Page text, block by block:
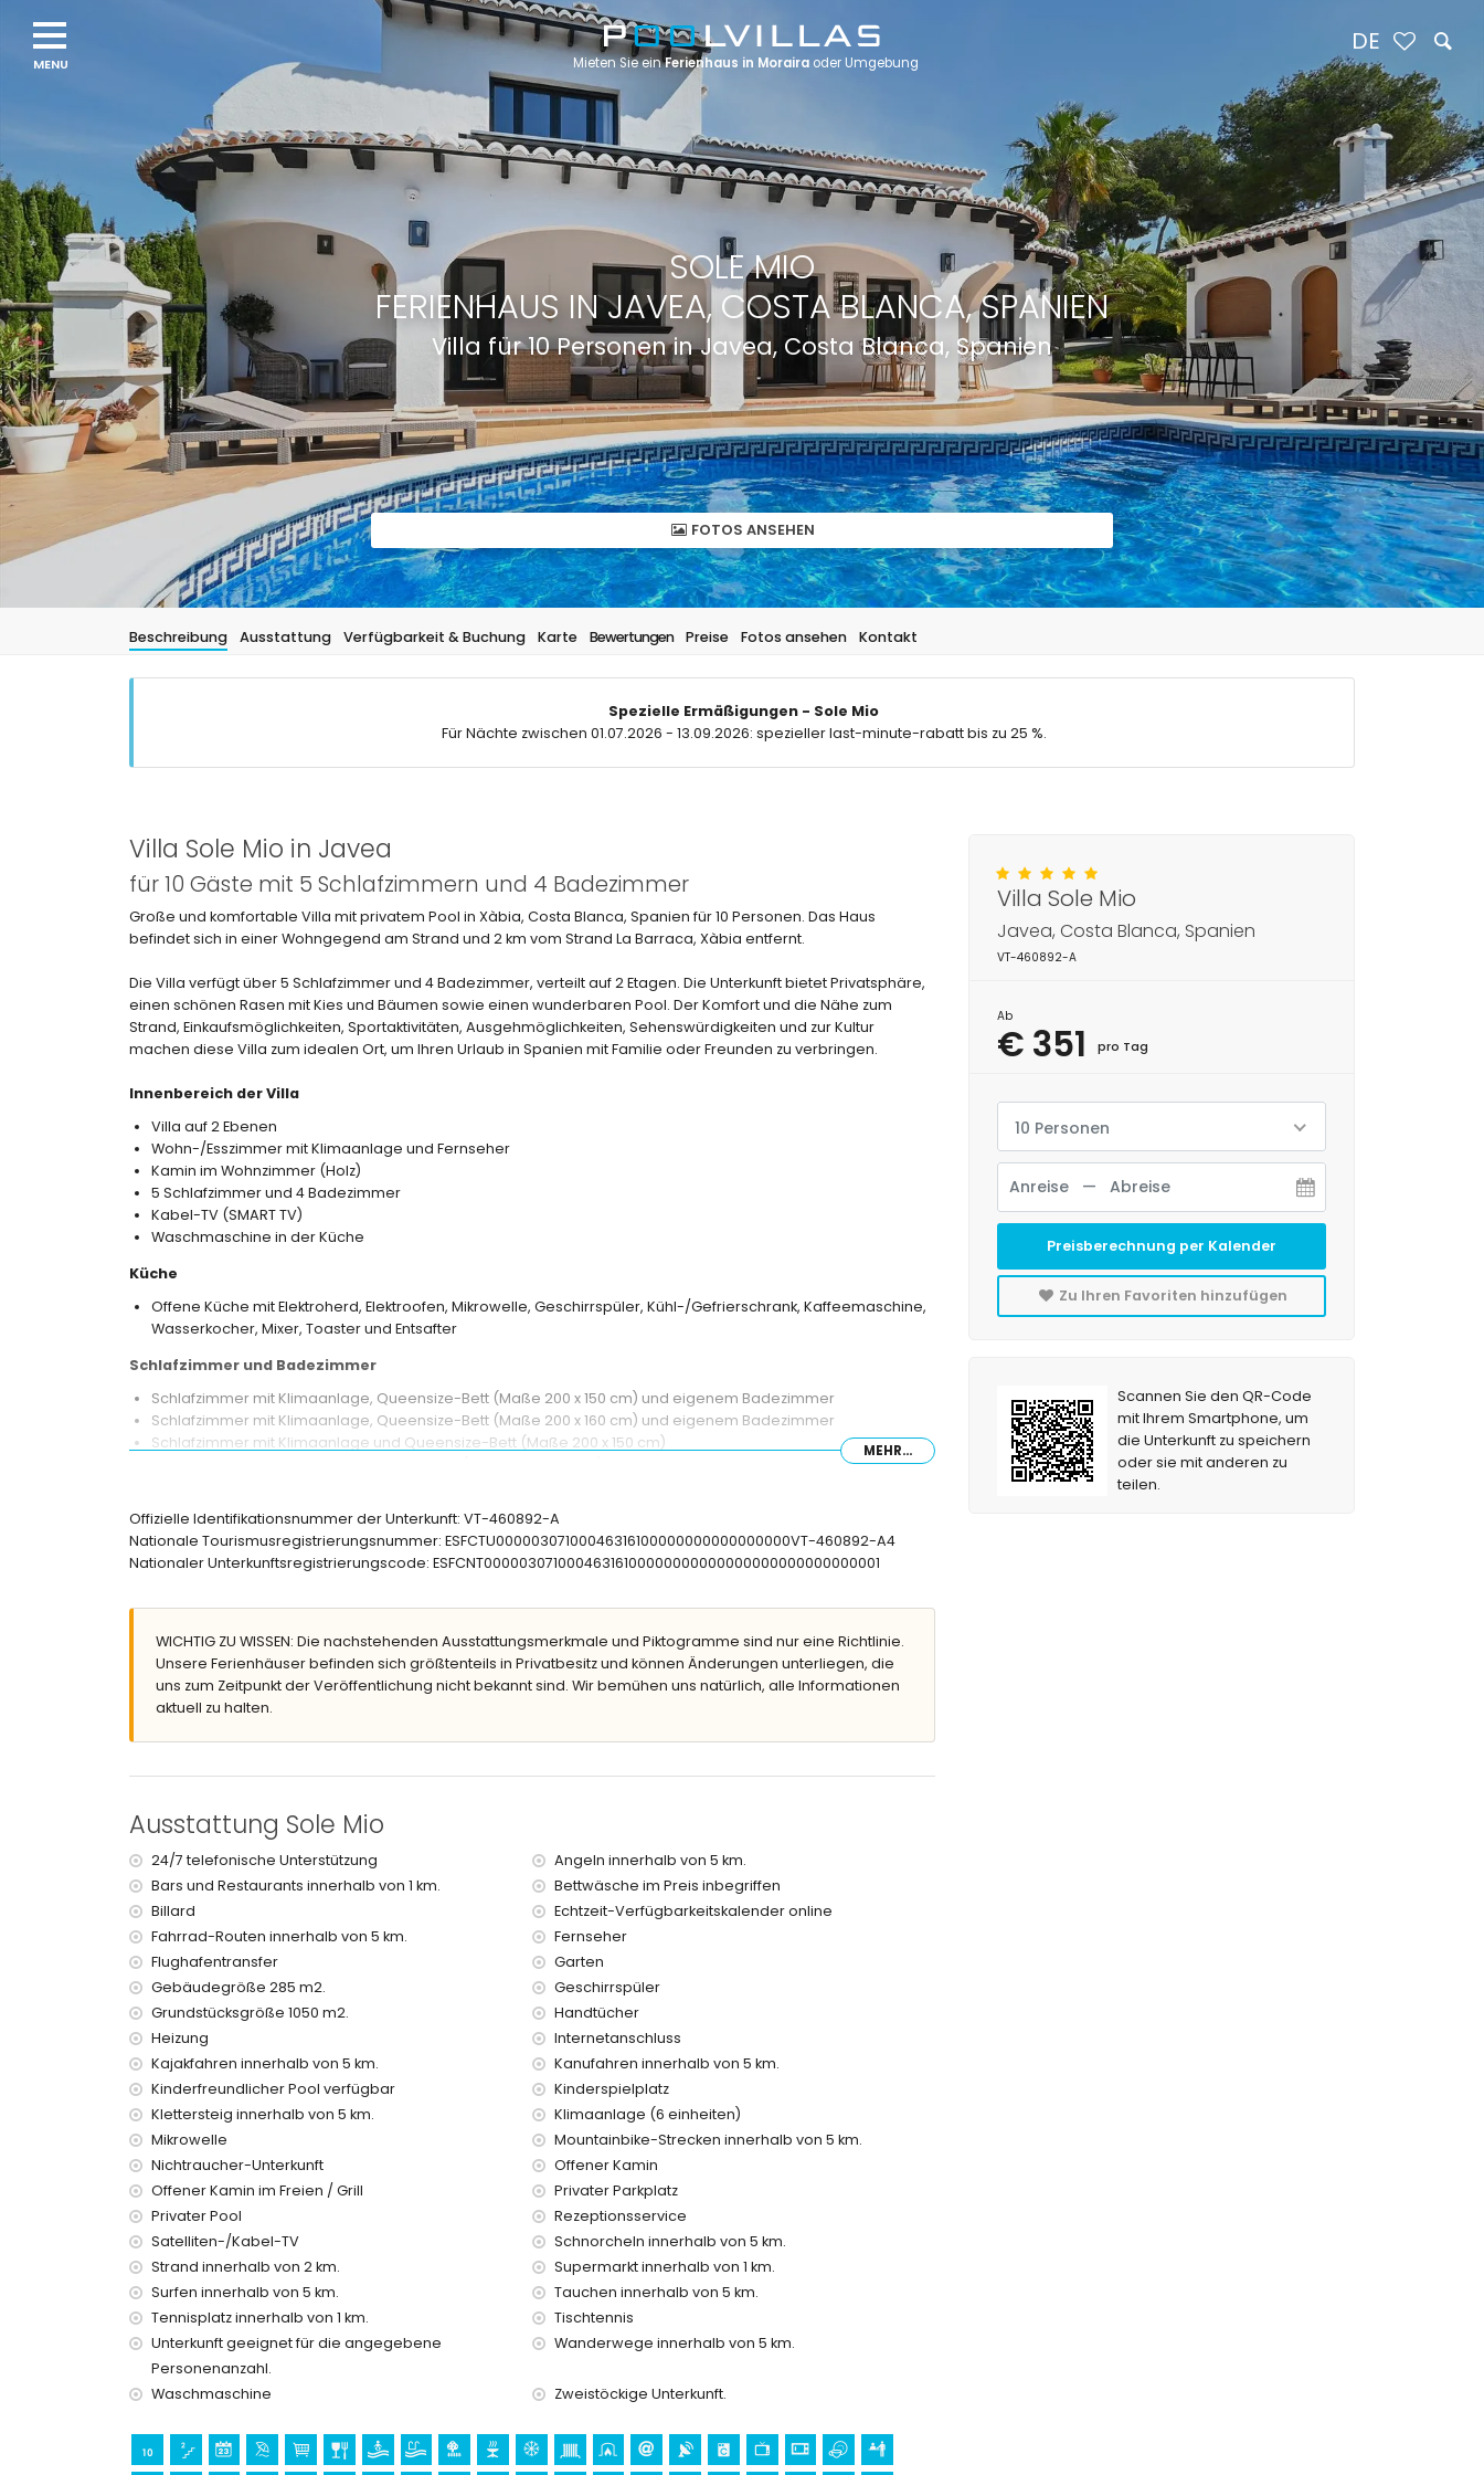
SOLE MIO
FERIENHAUS IN JAVEA, COSTA BLANCA, SPANIEN
Villa für 10 Personen in Javea, Costa Blanca, Spanien
FOTOS ANSEHEN
Beschreibung Ausstattung Verfügbarkeit & Buchung Karte Bewertungen Preise Fotos ansehen Kontakt
Spezielle Ermäßigungen - Sole Mio
Für Nächte zwischen 01.07.2026 - 13.09.2026: spezieller last-minute-rabatt bis zu 25 %.
Villa Sole Mio in Javea
für 10 Gäste mit 5 Schlafzimmern und 4 Badezimmer
Große und komfortable Villa mit privatem Pool in Xàbia, Costa Blanca, Spanien für 10 Personen. Das Haus
befindet sich in einer Wohngegend am Strand und 2 km vom Strand La Barraca, Xàbia entfernt.
Die Villa verfügt über 5 Schlafzimmer und 4 Badezimmer, verteilt auf 2 Etagen. Die Unterkunft bietet Privatsphäre,
einen schönen Rasen mit Kies und Bäumen sowie einen wunderbaren Pool. Der Komfort und die Nähe zum
Strand, Einkaufsmöglichkeiten, Sportaktivitäten, Ausgehmöglichkeiten, Sehenswürdigkeiten und zur Kultur
machen diese Villa zum idealen Ort, um Ihren Urlaub in Spanien mit Familie oder Freunden zu verbringen.
Innenbereich der Villa
Villa auf 2 Ebenen
Wohn-/Esszimmer mit Klimaanlage und Fernseher
Kamin im Wohnzimmer (Holz)
5 Schlafzimmer und 4 Badezimmer
Kabel-TV (SMART TV)
Waschmaschine in der Küche
Küche
Offene Küche mit Elektroherd, Elektroofen, Mikrowelle, Geschirrspüler, Kühl-/Gefrierschrank, Kaffeemaschine,
Wasserkocher, Mixer, Toaster und Entsafter
Schlafzimmer und Badezimmer
Schlafzimmer mit Klimaanlage, Queensize-Bett (Maße 200 x 150 cm) und eigenem Badezimmer
Schlafzimmer mit Klimaanlage, Queensize-Bett (Maße 200 x 160 cm) und eigenem Badezimmer
Schlafzimmer mit Klimaanlage und Queensize-Bett (Maße 200 x 150 cm)
Badezimmer mit Einzelwaschbecken, Dusche und Toilette
Ovaler privater Pool, Maße 8m x 4m und 2m tief
Kinderbecken
Schöner Rasen mit Kies, Bäumen und Gartenmöbeln mit Sonnenliegen
Spielplatz
Außendusche
3 private Parkplätze
Weitere Informationen
Nächste Stadt: Xàbia (innerhalb von 5 Kilometern von der Villa)
Nächstes Ufer oder Küste: Mittelmeer, Xàbia (innerhalb von 2 Kilometern von der Villa)
Nächster Strand: La Barraca, Xàbia (innerhalb von 2 Kilometern von der Villa)
Nächster Hafen: Aduanas del Mar, Xàbia (innerhalb von 5 Kilometern von der Villa)
Nächster Park: Montgó, Xàbia (innerhalb von 5 Kilometern von der Villa)
Nächster Flughafen: Alicante (innerhalb von 100 Kilometern von der Villa)
Zweitnächster Flughafen: Valencia (> 100 Kilometer)
Rauchen nicht erlaubt
Haustiere sind nicht erlaubt
Die Unterkunft ist sehr geeignet für Familien mit Kindern
Einrichtungen und Dienstleistungen im Mietpreis der Villa inbegriffen
Internet (Glasfaser)
Bügeleisen und Bügelbrett
Bettwäsche und Handtücher
Empfangsdienst und 24-Stunden-Notdienst
Billardtisch und Tischtennis
Zentralheizung und Klimaanlage
Einrichtungen und Dienstleistungen gegen Aufpreis
Flughafenservice
Zusatzbett und Kinderbett (auf Anfrage)
Unterhaltungs- und Freizeitaktivitäten für Ihren Urlaub in Xàbia, Costa Blanca
Bar (innerhalb von 5 Kilometern vom Haus)
Sehenswürdigkeiten und Kultur in Xàbia, Costa Blanca
MEHR...
Offizielle Identifikationsnummer der Unterkunft: VT-460892-A
Nationale Tourismusregistrierungsnummer: ESFCTU00000307100046316100000000000000000VT-460892-A4
Nationaler Unterkunftsregistrierungscode: ESFCNT00000307100046316100000000000000000000000000001
WICHTIG ZU WISSEN: Die nachstehenden Ausstattungsmerkmale und Piktogramme sind nur eine Richtlinie.
Unsere Ferienhäuser befinden sich größtenteils in Privatbesitz und können Änderungen unterliegen, die
uns zum Zeitpunkt der Veröffentlichung nicht bekannt sind. Wir bemühen uns natürlich, alle Informationen
aktuell zu halten.
Ausstattung Sole Mio
24/7 telefonische Unterstützung
Angeln innerhalb von 5 km.
Bars und Restaurants innerhalb von 1 km.
Bettwäsche im Preis inbegriffen
Billard
Echtzeit-Verfügbarkeitskalender online
Fahrrad-Routen innerhalb von 5 km.
Fernseher
Flughafentransfer
Garten
Gebäudegröße 285 m2.
Geschirrspüler
Grundstücksgröße 1050 m2.
Handtücher
Heizung
Internetanschluss
Kajakfahren innerhalb von 5 km.
Kanufahren innerhalb von 5 km.
Kinderfreundlicher Pool verfügbar
Kinderspielplatz
Klettersteig innerhalb von 5 km.
Klimaanlage (6 einheiten)
Mikrowelle
Mountainbike-Strecken innerhalb von 5 km.
Nichtraucher-Unterkunft
Offener Kamin
Offener Kamin im Freien / Grill
Privater Parkplatz
Privater Pool
Rezeptionsservice
Satelliten-/Kabel-TV
Schnorcheln innerhalb von 5 km.
Strand innerhalb von 2 km.
Supermarkt innerhalb von 1 km.
Surfen innerhalb von 5 km.
Tauchen innerhalb von 5 km.
Tennisplatz innerhalb von 1 km.
Tischtennis
Unterkunft geeignet für die angegebene
Personenanzahl.
Wanderwege innerhalb von 5 km.
Waschmaschine Zweistöckige Unterkunft.
Villa Sole Mio
Javea, Costa Blanca, Spanien
VT-460892-A
Ab
€ 351 pro Tag
10 Personen
Preisberechnung per Kalender
Zu Ihren Favoriten hinzufügen
Scannen Sie den QR-Code
mit Ihrem Smartphone, um
die Unterkunft zu speichern
oder sie mit anderen zu
teilen.
Mieten Sie einFerienhaus in Morairaoder Umgebung
DE